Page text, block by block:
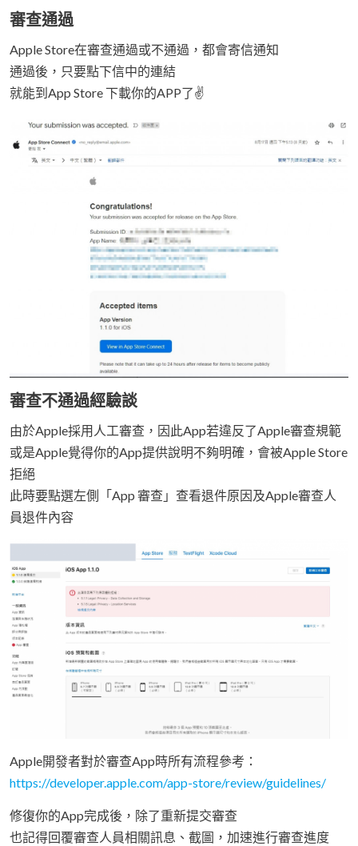
審查通過
Apple Store在審查通過或不通過，都會寄信通知
通過後，只要點下信中的連結
就能到App Store 下載你的APP了✌️
審查不通過經驗談
由於Apple採用人工審查，因此App若違反了Apple審查規範
或是Apple覺得你的App提供說明不夠明確，會被Apple Store
拒絕
此時要點選左側「App 審查」查看退件原因及Apple審查人
員退件內容
Apple開發者對於審查App時所有流程參考：
https://developer.apple.com/app-store/review/guidelines/
修復你的App完成後，除了重新提交審查
也記得回覆審查人員相關訊息、截圖，加速進行審查進度